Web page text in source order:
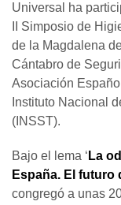
Universal ha
II Simposio de
de la Magdalena
Cántabro de
Asociación
Instituto Nacional
(INSST).
Bajo el lema ‘ La
España. El futuro
congregó a unas